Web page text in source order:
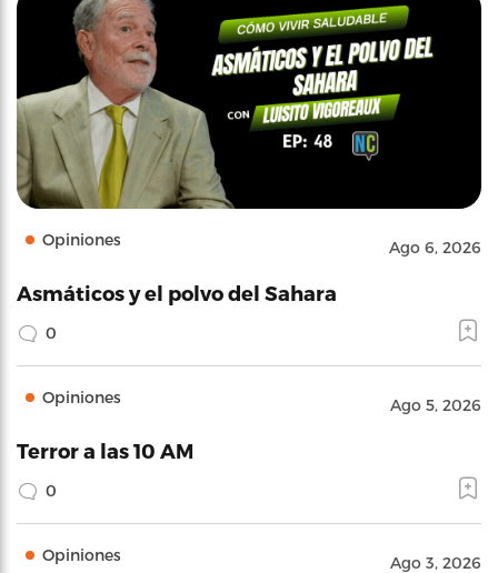
Opiniones Ago 6, 2026
Asmáticos y el polvo del Sahara
0
Opiniones Ago 5, 2026
Terror a las 10 AM
0
Opiniones Ago 3, 2026